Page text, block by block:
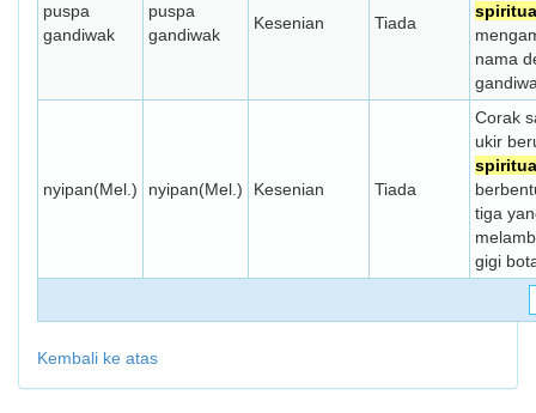
puspa
gandiwak
puspa
gandiwak
Kesenian Tiada
nama
nyipan(Mel.) nyipan(Mel.) Kesenian Tiada
Corak
ukir
tiga
gigi
Kembali ke atas